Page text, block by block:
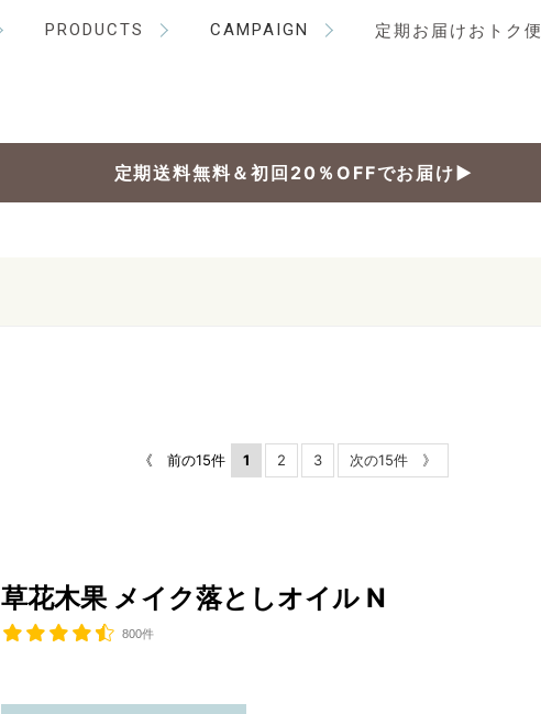
PRODUCTS CAMPAIGN 定期お届けおトク便
定期送料無料＆初回20％OFFでお届け▶
《 前の15件 1 2 3 次の15件 》
草花木果 メイク落としオイル N
800件